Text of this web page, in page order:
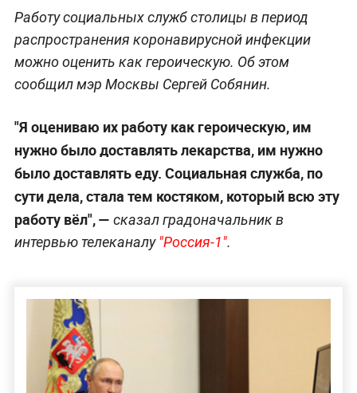
Работу социальных служб столицы в период
распространения коронавирусной инфекции
можно оценить как героическую. Об этом
сообщил мэр Москвы Сергей Собянин.
"Я оцениваю их работу как героическую, им
нужно было доставлять лекарства, им нужно
было доставлять еду. Социальная служба, по
сути дела, стала тем костяком, который всю эту
работу вёл", — сказал градоначальник в
интервью телеканалу"Россия-1".